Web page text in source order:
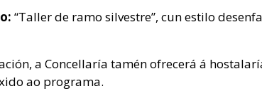
“Taller de ramo silvestre”, cun estilo
a Concellaría tamén ofrecerá á
ao programa.